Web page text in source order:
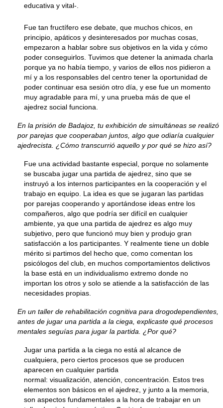
educativa y vital-.
Fue tan fructífero ese debate, que muchos chicos, en
principio, apáticos y desinteresados por muchas cosas,
empezaron a hablar sobre sus objetivos en la vida y cómo
poder conseguirlos. Tuvimos que detener la animada charla
porque ya no había tiempo, y varios de ellos nos pidieron a
mí y a los responsables del centro tener la oportunidad de
poder continuar esa sesión otro día, y ese fue un momento
muy agradable para mí, y una prueba más de que el
ajedrez social funciona.
En la prisión de Badajoz, tu exhibición de simultáneas se realizó
por parejas que cooperaban juntos, algo que odiaría cualquier
ajedrecista. ¿Cómo transcurrió aquello y por qué se hizo así?
Fue una actividad bastante especial, porque no solamente
se buscaba jugar una partida de ajedrez, sino que se
instruyó a los internos participantes en la cooperación y el
trabajo en equipo. La idea es que se jugaran las partidas
por parejas cooperando y aportándose ideas entre los
compañeros, algo que podría ser difícil en cualquier
ambiente, ya que una partida de ajedrez es algo muy
subjetivo, pero que funcionó muy bien y produjo gran
satisfacción a los participantes. Y realmente tiene un doble
mérito si partimos del hecho que, como comentan los
psicólogos del club, en muchos comportamientos delictivos
la base está en un individualismo extremo donde no
importan los otros y solo se atiende a la satisfacción de las
necesidades propias.
En un taller de rehabilitación cognitiva para drogodependientes,
antes de jugar una partida a la ciega, explicaste qué procesos
mentales seguías para jugar la partida. ¿Por qué?
Jugar una partida a la ciega no está al alcance de
cualquiera, pero ciertos procesos que se producen
aparecen en cualquier partida
normal: visualización, atención, concentración. Estos tres
elementos son básicos en el ajedrez, y junto a la memoria,
son aspectos fundamentales a la hora de trabajar en un